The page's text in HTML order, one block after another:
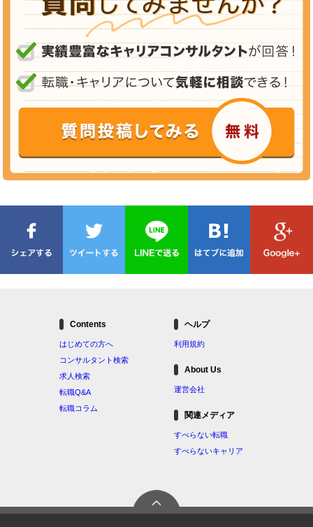
Contents
はじめての方へ
コンサルタント検索
求人検索
転職Q&A
転職コラム
ヘルプ
利用規約
About Us
運営会社
関連メディア
すべらない転職
すべらないキャリア